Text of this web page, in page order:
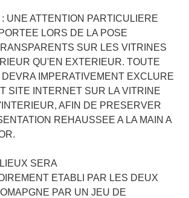
UNE ATTENTION PARTICULIERE
LORS DE LA POSE
SUR LES VITRINES
QU'EN EXTERIEUR. TOUTE
IMPERATIVEMENT EXCLURE
SITE INTERNET SUR LA VITRINE
AFIN DE PRESERVER
REHAUSSEE A LA MAIN A
SERA
ETABLI PAR LES DEUX
PAR UN JEU DE